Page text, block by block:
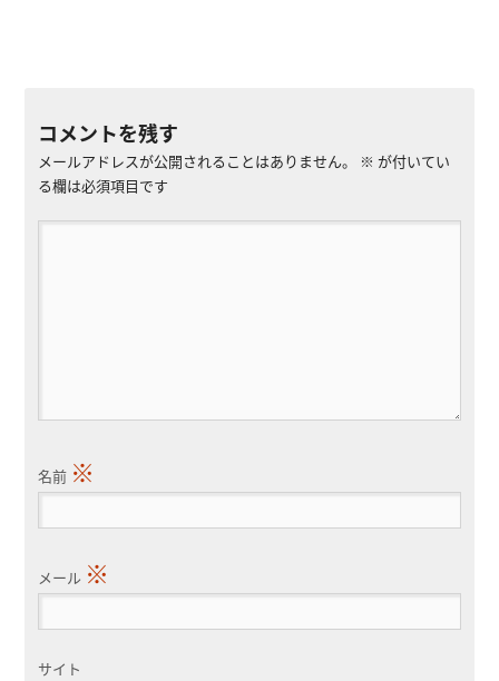
コメントを残す
メールアドレスが公開されることはありません。 ※ が付いてい
る欄は必須項目です
名前 ※
メール ※
サイト